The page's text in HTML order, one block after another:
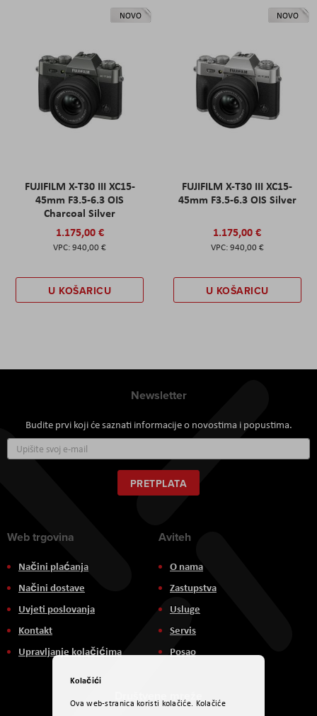
NOVO
FUJIFILM X-T30 III XC15-
45mm F3.5-6.3 OIS
Charcoal Silver
1.175,00 €
940,00 €
U KOŠARICU
NOVO
FUJIFILM X-T30 III XC15-
45mm F3.5-6.3 OIS Silver
1.175,00 €
940,00 €
U KOŠARICU
Newsletter
Budite prvi koji će saznati informacije o novostima i popustima.
se
za
naš
newsletter:
PRETPLATA
Web trgovina
Načini plaćanja
Načini dostave
Uvjeti poslovanja
Kontakt
Upravljanje kolačićima
Aviteh
O nama
Zastupstva
Usluge
Servis
Posao
Društvene mreže
Kolačići
Ova web-stranica koristi kolačiće. Kolačiće